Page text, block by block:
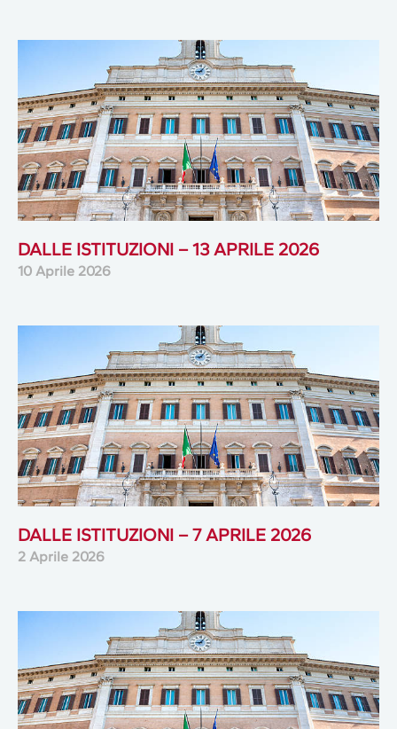
DALLE ISTITUZIONI – 13 APRILE 2026
10 Aprile 2026
DALLE ISTITUZIONI – 7 APRILE 2026
2 Aprile 2026